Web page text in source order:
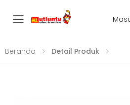
Toggle mobile
Beranda Detail Produk